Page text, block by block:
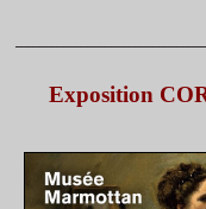
Exposition